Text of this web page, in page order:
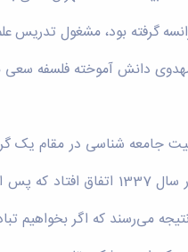
گرفته بود، مشغول تدریس
در سال ۱۳۲۲ یحیی مهدوی دانش
جامعه شناسی در مقام
دانشکده ادبیات
اوایل دهه ۷۰ به این نتیجه